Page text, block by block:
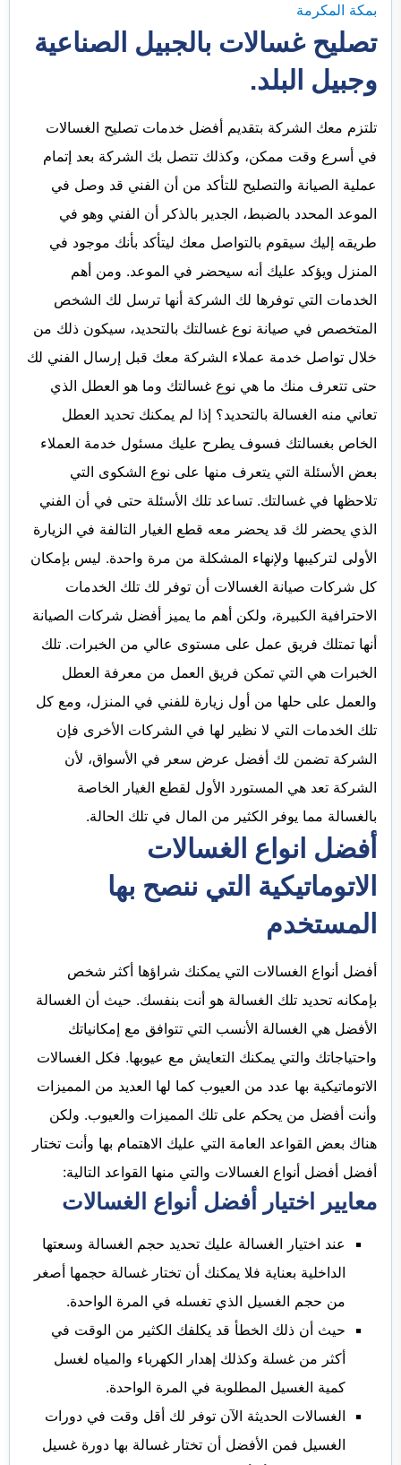
بمكة المكرمة
تصليح غسالات بالجبيل الصناعية
وجبيل البلد.
تلتزم معك الشركة بتقديم أفضل خدمات تصليح الغسالات
في أسرع وقت ممكن، وكذلك تتصل بك الشركة بعد إتمام
عملية الصيانة والتصليح للتأكد من أن الفني قد وصل في
الموعد المحدد بالضبط، الجدير بالذكر أن الفني وهو في
طريقه إليك سيقوم بالتواصل معك ليتأكد بأنك موجود في
المنزل ويؤكد عليك أنه سيحضر في الموعد. ومن أهم
الخدمات التي توفرها لك الشركة أنها ترسل لك الشخص
المتخصص في صيانة نوع غسالتك بالتحديد، سيكون ذلك من
خلال تواصل خدمة عملاء الشركة معك قبل إرسال الفني لك
حتى تتعرف منك ما هي نوع غسالتك وما هو العطل الذي
تعاني منه الغسالة بالتحديد؟ إذا لم يمكنك تحديد العطل
الخاص بغسالتك فسوف يطرح عليك مسئول خدمة العملاء
بعض الأسئلة التي يتعرف منها على نوع الشكوى التي
تلاحظها في غسالتك. تساعد تلك الأسئلة حتى في أن الفني
الذي يحضر لك قد يحضر معه قطع الغيار التالفة في الزيارة
الأولى لتركيبها ولإنهاء المشكلة من مرة واحدة. ليس بإمكان
كل شركات صيانة الغسالات أن توفر لك تلك الخدمات
الاحترافية الكبيرة، ولكن أهم ما يميز أفضل شركات الصيانة
أنها تمتلك فريق عمل على مستوى عالي من الخبرات. تلك
الخبرات هي التي تمكن فريق العمل من معرفة العطل
والعمل على حلها من أول زيارة للفني في المنزل، ومع كل
تلك الخدمات التي لا نظير لها في الشركات الأخرى فإن
الشركة تضمن لك أفضل عرض سعر في الأسواق، لأن
الشركة تعد هي المستورد الأول لقطع الغيار الخاصة
بالغسالة مما يوفر الكثير من المال في تلك الحالة.
أفضل انواع الغسالات
الاتوماتيكية التي ننصح بها
المستخدم
أفضل أنواع الغسالات التي يمكنك شراؤها أكثر شخص
بإمكانه تحديد تلك الغسالة هو أنت بنفسك. حيث أن الغسالة
الأفضل هي الغسالة الأنسب التي تتوافق مع إمكانياتك
واحتياجاتك والتي يمكنك التعايش مع عيوبها. فكل الغسالات
الاتوماتيكية بها عدد من العيوب كما لها العديد من المميزات
وأنت أفضل من يحكم على تلك المميزات والعيوب. ولكن
هناك بعض القواعد العامة التي عليك الاهتمام بها وأنت تختار
أفضل أفضل أنواع الغسالات والتي منها القواعد التالية:
معايير اختيار أفضل أنواع الغسالات
عند اختيار الغسالة عليك تحديد حجم الغسالة وسعتها
الداخلية بعناية فلا يمكنك أن تختار غسالة حجمها أصغر
من حجم الغسيل الذي تغسله في المرة الواحدة.
حيث أن ذلك الخطأ قد يكلفك الكثير من الوقت في
أكثر من غسلة وكذلك إهدار الكهرباء والمياه لغسل
كمية الغسيل المطلوبة في المرة الواحدة.
الغسالات الحديثة الآن توفر لك أقل وقت في دورات
الغسيل فمن الأفضل أن تختار غسالة بها دورة غسيل